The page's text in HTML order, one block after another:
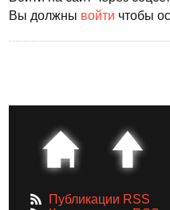
Вы должны войти чтобы
Публикации RSS